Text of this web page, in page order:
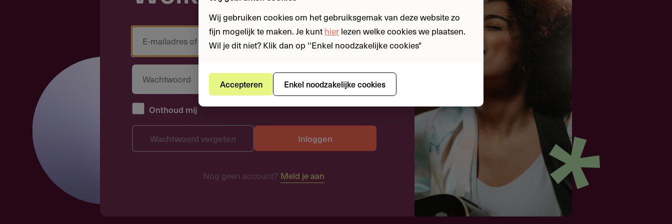
Onthoud mij
Inloggen
Wachtwoord vergeten
Nog geen account? Meld je aan
Wij gebruiken cookies om het gebruiksgemak van deze website zo
fijn mogelijk te maken. Je kunt hier lezen welke cookies we plaatsen.
Wil je dit niet? Klik dan op ''Enkel noodzakelijke cookies"
Accepteren Enkel noodzakelijke cookies